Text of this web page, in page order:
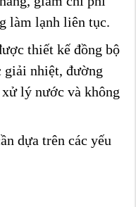
làm lạnh liên tục.
thiết kế đồng bộ
nhiệt, đường
lý nước và không
dựa trên các yếu